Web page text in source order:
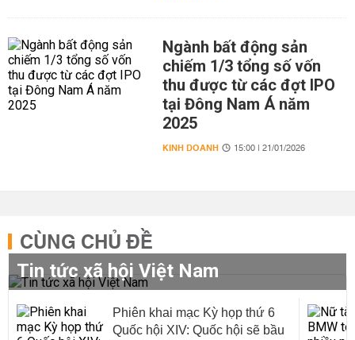
Ngành bất động sản
chiếm 1/3 tổng số vốn
thu được từ các đợt IPO
tại Đông Nam Á năm
2025
KINH DOANH 15:00 | 21/01/2026
CÙNG CHỦ ĐỀ
Tin tức xã hội Việt Nam
Phiên khai mạc Kỳ họp thứ 6
Quốc hội XIV: Quốc hội sẽ bầu